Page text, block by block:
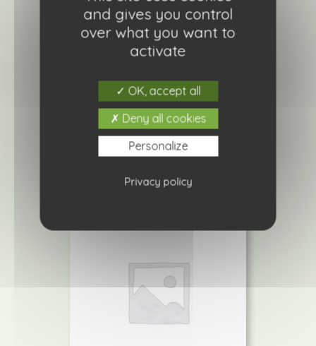
Dahlia Buisson Extase x1
4,20€
Ajouter à ma liste de courses
and gives you control
over what you want to
activate
OK, accept all
Deny all cookies
Personalize
Privacy policy